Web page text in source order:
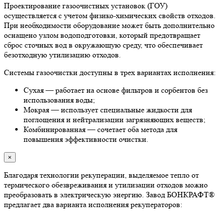
Проектирование газоочистных установок (ГОУ)
осуществляется с учетом физико-химических свойств отходов.
При необходимости оборудование может быть дополнительно
оснащено узлом водоподготовки, который предотвращает
сброс сточных вод в окружающую среду, что обеспечивает
безотходную утилизацию отходов.
Системы газоочистки доступны в трех вариантах исполнения:
Сухая — работает на основе фильтров и сорбентов без
использования воды;
Мокрая — использует специальные жидкости для
поглощения и нейтрализации загрязняющих веществ;
Комбинированная — сочетает оба метода для
повышения эффективности очистки.
×
Благодаря технологии рекуперации, выделяемое тепло от
термического обезвреживания и утилизации отходов можно
преобразовать в электрическую энергию. Завод БОНКРАФТ®
предлагает два варианта исполнения рекуператоров: